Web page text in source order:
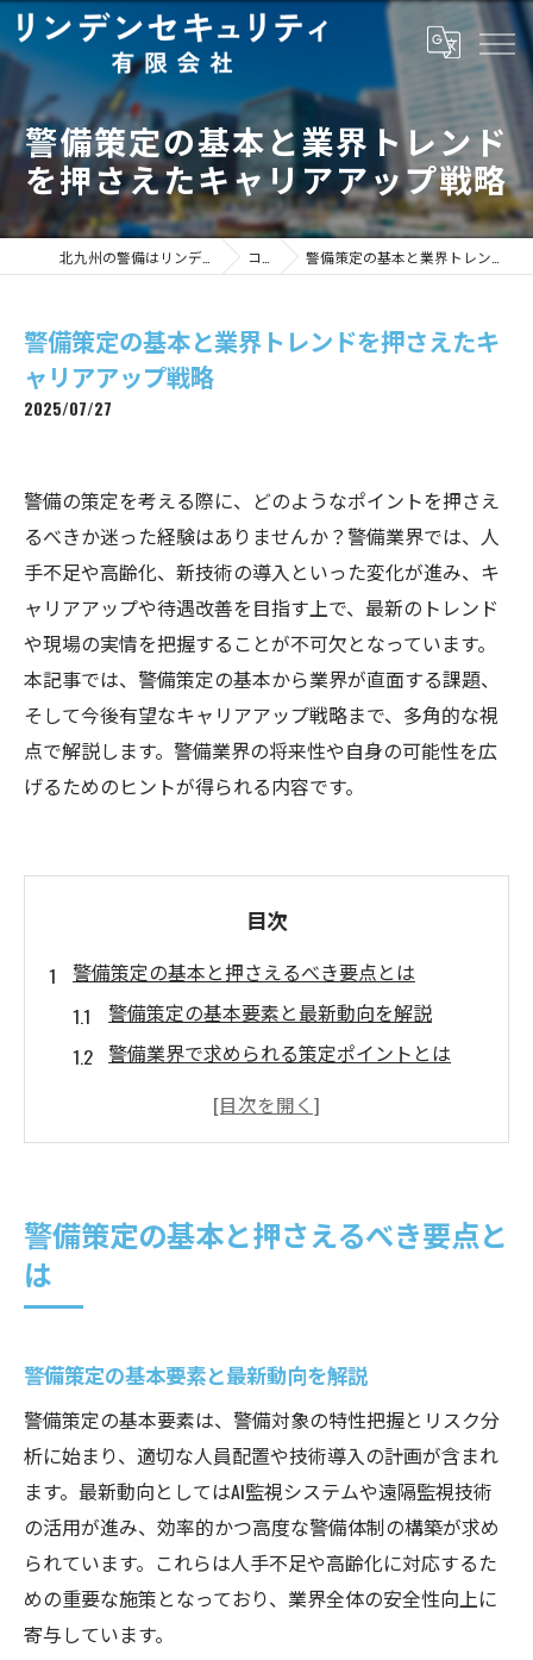
警備策定の基本と業界トレンド
を押さえたキャリアアップ戦略
コラム 警備策定の基本と業界トレンドを押さえたキャリアアップ戦略
警備策定の基本と業界トレンドを押さえたキ
ャリアアップ戦略
2025/07/27
警備の策定を考える際に、どのようなポイントを押さえ
るべきか迷った経験はありませんか？警備業界では、人
手不足や高齢化、新技術の導入といった変化が進み、キ
ャリアアップや待遇改善を目指す上で、最新のトレンド
や現場の実情を把握することが不可欠となっています。
本記事では、警備策定の基本から業界が直面する課題、
そして今後有望なキャリアアップ戦略まで、多角的な視
点で解説します。警備業界の将来性や自身の可能性を広
げるためのヒントが得られる内容です。
目次
警備策定の基本と押さえるべき要点とは
警備策定の基本要素と最新動向を解説
警備業界で求められる策定ポイントとは
警備策定時に意識すべきリスク管理の視点
警備策定を成功へ導くための具体的な手順
業界トレンドに強い警備のキャリア形成術
警備業界で注目されるキャリアアップ戦略
警備策定力が差を生む昇進・転職のポイン
ト
警備会社で求められる人材像の変化と対応
策
警備業界の将来性を見据えたスキル習得法
警備トレンドを活かすキャリア形成の具体
例
警備策定の基本と押さえるべき要点と
は
警備策定の基本要素と最新動向を解説
警備策定の基本要素は、警備対象の特性把握とリスク分
析に始まり、適切な人員配置や技術導入の計画が含まれ
ます。最新動向としてはAI監視システムや遠隔監視技術
の活用が進み、効率的かつ高度な警備体制の構築が求め
られています。これらは人手不足や高齢化に対応するた
めの重要な施策となっており、業界全体の安全性向上に
寄与しています。